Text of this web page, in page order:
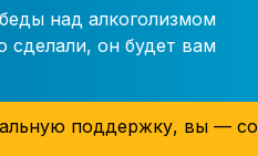
над алкоголизмом
сделали, он будет вам
поддержку, вы — со